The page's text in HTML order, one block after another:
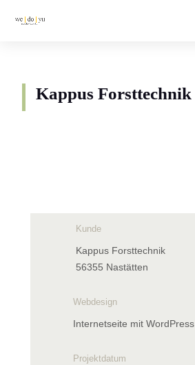
Kappus Forsttechnik
Kunde
Kappus Forsttechnik
56355 Nastätten
Webdesign
Internetseite mit WordPress
Projektdatum